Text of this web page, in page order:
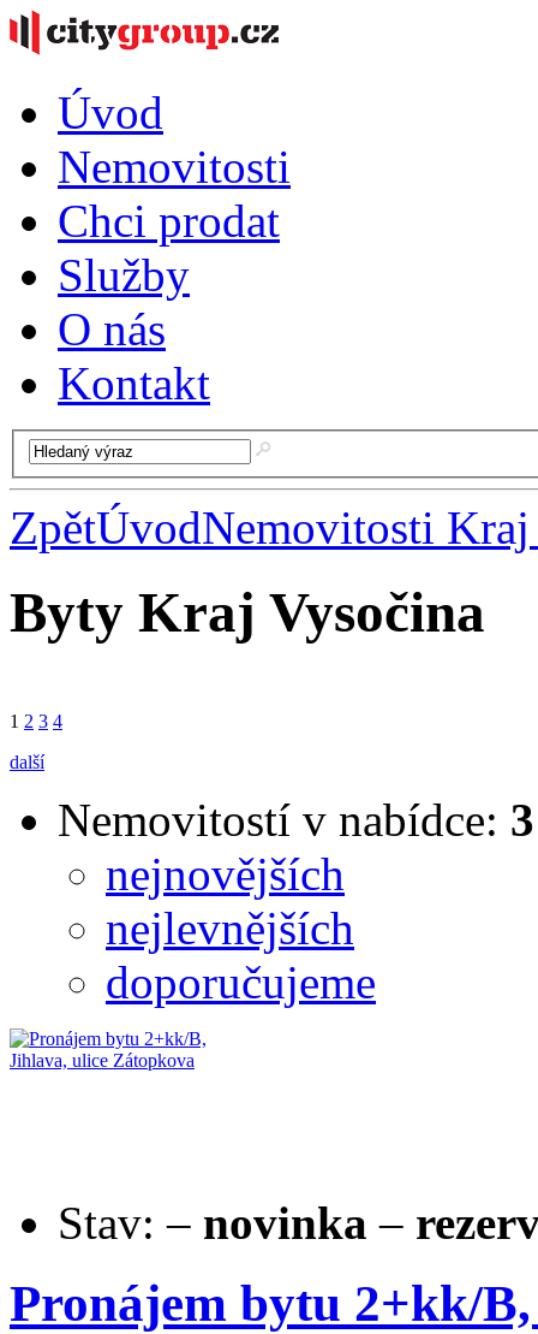
Úvod
Nemovitosti
Chci prodat
Služby
O nás
Kontakt
ZpětÚvodNemovitosti Kraj
Byty Kraj Vysočina
1 2 3 4
další
Nemovitostí v nabídce:
nejnovějších
nejlevnějších
doporučujeme
Stav: – novinka –
Pronájem bytu 2+kk/